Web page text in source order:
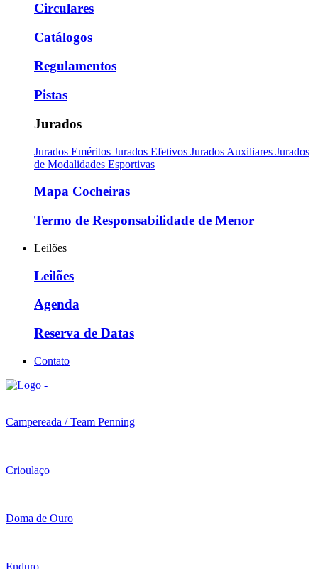
Circulares
Catálogos
Regulamentos
Pistas
Jurados
Jurados Eméritos Jurados Efetivos Jurados Auxiliares Jurados
de Modalidades Esportivas
Mapa Cocheiras
Termo de Responsabilidade de Menor
Leilões
Leilões
Agenda
Reserva de Datas
Contato
Campereada / Team Penning
Crioulaço
Doma de Ouro
Enduro